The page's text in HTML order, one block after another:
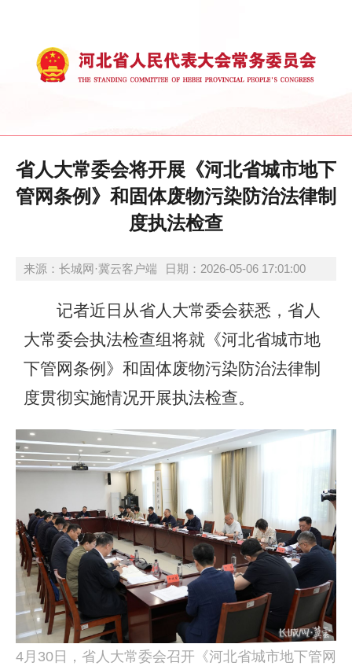
省人大常委会将开展《河北省城市地下
管网条例》和固体废物污染防治法律制
度执法检查
来源：长城网·冀云客户端 日期：2026-05-06 17:01:00
记者近日从省人大常委会获悉，省人
大常委会执法检查组将就《河北省城市地
下管网条例》和固体废物污染防治法律制
度贯彻实施情况开展执法检查。
4月30日，省人大常委会召开《河北省城市地下管网